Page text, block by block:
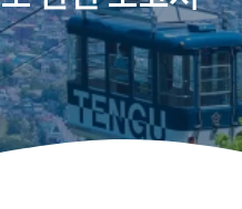
SHOP
·시설
천 명소
법
보
스